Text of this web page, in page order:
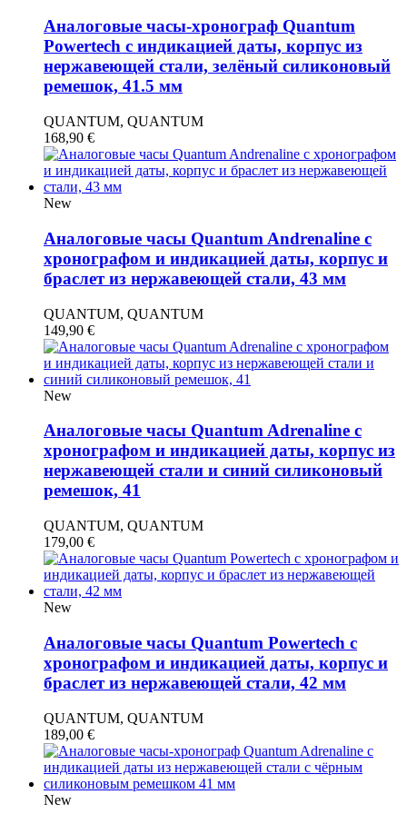
Аналоговые часы-хронограф Quantum
Powertech с индикацией даты, корпус из
нержавеющей стали, зелёный силиконовый
ремешок, 41.5 мм
QUANTUM, QUANTUM
168,90 €
New
Аналоговые часы Quantum Andrenaline с
хронографом и индикацией даты, корпус и
браслет из нержавеющей стали, 43 мм
QUANTUM, QUANTUM
149,90 €
New
Аналоговые часы Quantum Adrenaline с
хронографом и индикацией даты, корпус из
нержавеющей стали и синий силиконовый
ремешок, 41
QUANTUM, QUANTUM
179,00 €
New
Аналоговые часы Quantum Powertech с
хронографом и индикацией даты, корпус и
браслет из нержавеющей стали, 42 мм
QUANTUM, QUANTUM
189,00 €
New